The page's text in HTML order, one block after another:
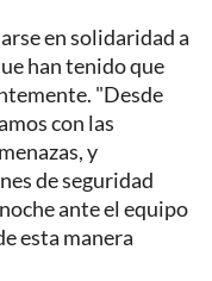
en solidaridad a
han tenido que
"Desde
con las
y
de seguridad
ante el equipo
esta manera